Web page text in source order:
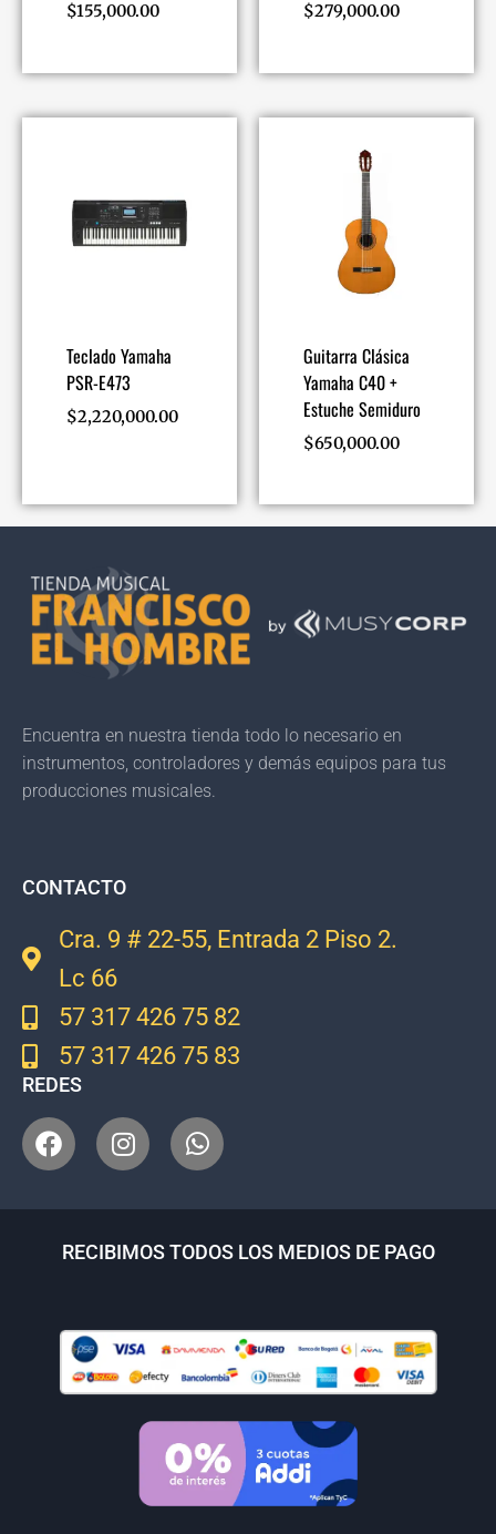
$155,000.00 $279,000.00
Teclado Yamaha
PSR-E473
$2,220,000.00
Guitarra Clásica
Yamaha C40 +
Estuche Semiduro
$650,000.00
Encuentra en nuestra tienda todo lo necesario en
instrumentos, controladores y demás equipos para tus
producciones musicales.
CONTACTO
Cra. 9 # 22-55, Entrada 2 Piso 2.
Lc 66
57 317 426 75 82
57 317 426 75 83
REDES
RECIBIMOS TODOS LOS MEDIOS DE PAGO